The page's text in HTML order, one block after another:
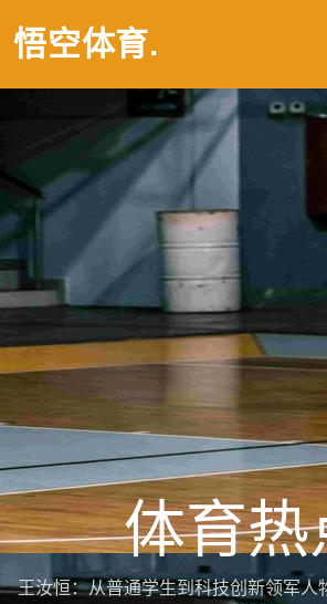
悟空体育.
体育热
王汝恒：从普通学生到科技创新领军人